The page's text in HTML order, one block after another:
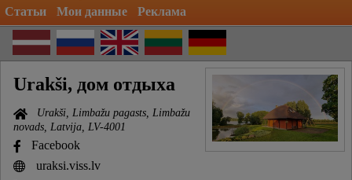
Статьи
Мои данные Реклама
Urakši, дом отдыха
Urakši, Limbažu pagasts, Limbažu
novads, Latvija, LV-4001
Facebook
uraksi.viss.lv